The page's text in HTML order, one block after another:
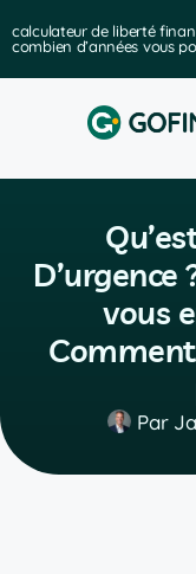
calculateur de liberté
combien d’années vous
D’urgence
vous
Par